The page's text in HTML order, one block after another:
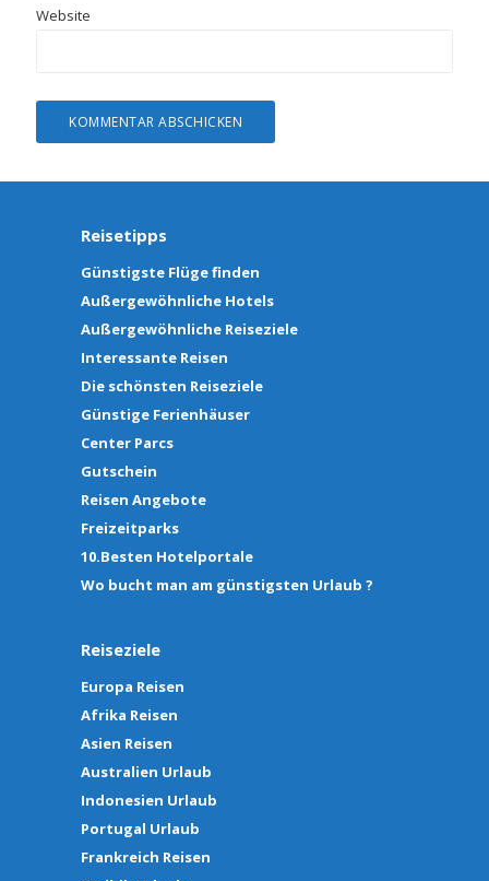
Website
Reisetipps
Günstigste Flüge finden
Außergewöhnliche Hotels
Außergewöhnliche Reiseziele
Interessante Reisen
Die schönsten Reiseziele
Günstige Ferienhäuser
Center Parcs
Gutschein
Reisen Angebote
Freizeitparks
10.Besten Hotelportale
Wo bucht man am günstigsten Urlaub ?
Reiseziele
Europa Reisen
Afrika Reisen
Asien Reisen
Australien Urlaub
Indonesien Urlaub
Portugal Urlaub
Frankreich Reisen